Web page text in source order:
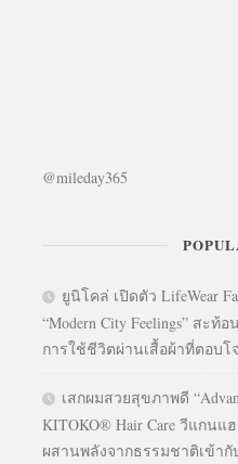
@mileday365
ยูนิโคล่ เปิดตัว LifeWear
“Modern City Feelings” สะ
การใช้ชีวิตผ่านเสื้อผ้าที่ตอบโ
เสกผมสวยสุขภาพดี
KITOKO® Hair Care วีแกน
ผสานพลังจากธรรมชาติเข้า